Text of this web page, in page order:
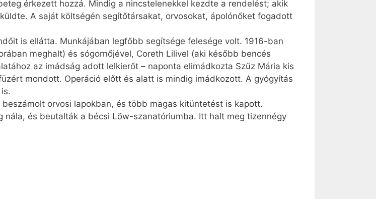
érkezett hozzá. Mindig a nincstelenekkel kezdte a rendelést; akik
A saját költségén segítőtársakat, orvosokat, ápolónőket fogadott
is ellátta. Munkájában legfőbb segítsége felesége volt. 1916-ban
meghalt) és sógornőjével, Coreth Lilivel (aki később bencés
az imádság adott lelkierőt – naponta elimádkozta Szűz Mária kis
mondott. Operáció előtt és alatt is mindig imádkozott. A gyógyítás
orvosi lapokban, és több magas kitüntetést is kapott.
és beutalták a bécsi Löw-szanatóriumba. Itt halt meg tizennégy